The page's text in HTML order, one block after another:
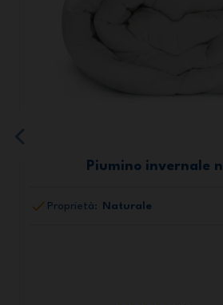
Piumino invernale
Proprietà: Naturale